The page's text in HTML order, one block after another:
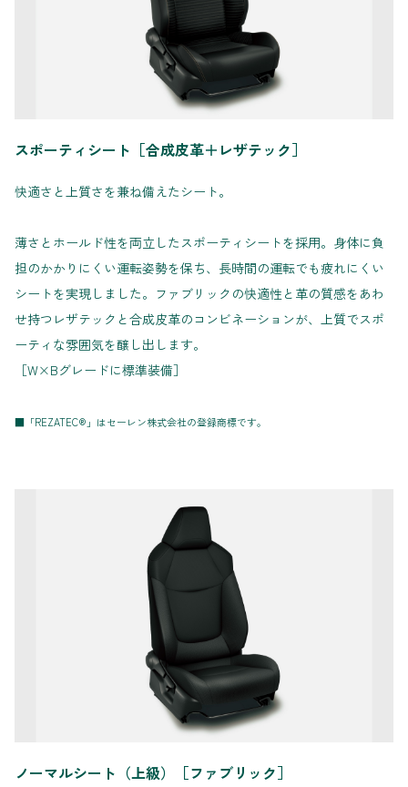
スポーティシート［合成皮革＋レザテック］
快適さと上質さを兼ね備えたシート。
薄さとホールド性を両立したスポーティシートを採用。身体に負
担のかかりにくい運転姿勢を保ち、長時間の運転でも疲れにくい
シートを実現しました。ファブリックの快適性と革の質感をあわ
せ持つレザテックと合成皮革のコンビネーションが、上質でスポ
ーティな雰囲気を醸し出します。
［W×Bグレードに標準装備］
■「REZATEC®」はセーレン株式会社の登録商標です。
ノーマルシート（上級）［ファブリック］